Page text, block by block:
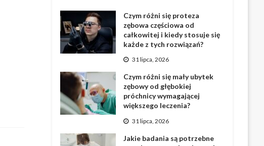
Czym różni się proteza
zębowa częściowa od
całkowitej i kiedy stosuje się
każde z tych rozwiązań?
31 lipca, 2026
Czym różni się mały ubytek
zębowy od głębokiej
próchnicy wymagającej
większego leczenia?
31 lipca, 2026
Jakie badania są potrzebne